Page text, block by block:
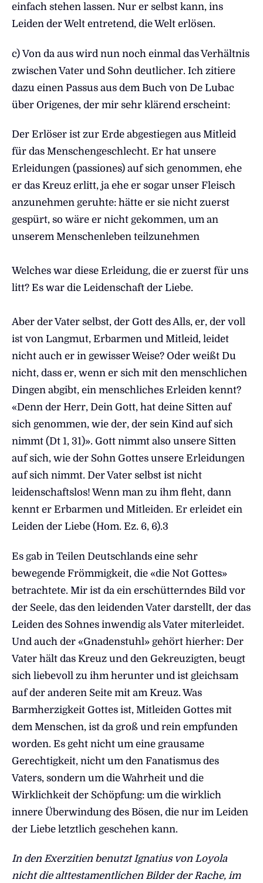
einfach stehen lassen. Nur er selbst kann, ins
Leiden der Welt entretend, die Welt erlösen.
c) Von da aus wird nun noch einmal das Verhältnis
zwischen Vater und Sohn deutlicher. Ich zitiere
dazu einen Passus aus dem Buch von De Lubac
über Origenes, der mir sehr klärend erscheint:
Der Erlöser ist zur Erde abgestiegen aus Mitleid
für das Menschengeschlecht. Er hat unsere
Erleidungen (passiones) auf sich genommen, ehe
er das Kreuz erlitt, ja ehe er sogar unser Fleisch
anzunehmen geruhte: hätte er sie nicht zuerst
gespürt, so wäre er nicht gekommen, um an
unserem Menschenleben teilzunehmen
Welches war diese Erleidung, die er zuerst für uns
litt? Es war die Leidenschaft der Liebe.
Aber der Vater selbst, der Gott des Alls, er, der voll
ist von Langmut, Erbarmen und Mitleid, leidet
nicht auch er in gewisser Weise? Oder weißt Du
nicht, dass er, wenn er sich mit den menschlichen
Dingen abgibt, ein menschliches Erleiden kennt?
«Denn der Herr, Dein Gott, hat deine Sitten auf
sich genommen, wie der, der sein Kind auf sich
nimmt (Dt 1, 31)». Gott nimmt also unsere Sitten
auf sich, wie der Sohn Gottes unsere Erleidungen
auf sich nimmt. Der Vater selbst ist nicht
leidenschaftslos! Wenn man zu ihm fleht, dann
kennt er Erbarmen und Mitleiden. Er erleidet ein
Leiden der Liebe (Hom. Ez. 6, 6).3
Es gab in Teilen Deutschlands eine sehr
bewegende Frömmigkeit, die «die Not Gottes»
betrachtete. Mir ist da ein erschütterndes Bild vor
der Seele, das den leidenden Vater darstellt, der das
Leiden des Sohnes inwendig als Vater miterleidet.
Und auch der «Gnadenstuhl» gehört hierher: Der
Vater hält das Kreuz und den Gekreuzigten, beugt
sich liebevoll zu ihm herunter und ist gleichsam
auf der anderen Seite mit am Kreuz. Was
Barmherzigkeit Gottes ist, Mitleiden Gottes mit
dem Menschen, ist da groß und rein empfunden
worden. Es geht nicht um eine grausame
Gerechtigkeit, nicht um den Fanatismus des
Vaters, sondern um die Wahrheit und die
Wirklichkeit der Schöpfung: um die wirklich
innere Überwindung des Bösen, die nur im Leiden
der Liebe letztlich geschehen kann.
In den Exerzitien benutzt Ignatius von Loyola
nicht die alttestamentlichen Bilder der Rache, im